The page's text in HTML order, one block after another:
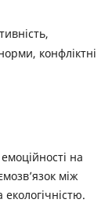
конфліктні
на
між